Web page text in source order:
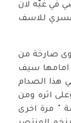
في غيّه لان
للاسف
صارخة من
امامها سيف
هذا الصدام
اثره ومن
" مرة اخرى